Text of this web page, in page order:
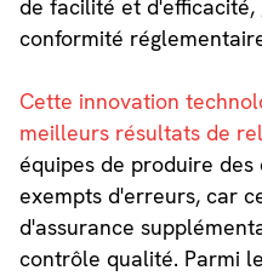
de facilité et d'efficacité,
conformité
Cette innovation
meilleurs résultats de
équipes de produire
exempts d'erreurs, car
d'assurance
contrôle qualité. Parmi